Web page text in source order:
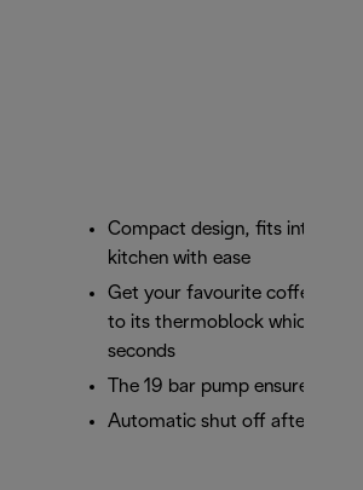
Compact design, fits into any
kitchen with ease
Get your favourite coffee in
to its thermoblock which
seconds
The 19 bar pump ensures
Automatic shut off after 9